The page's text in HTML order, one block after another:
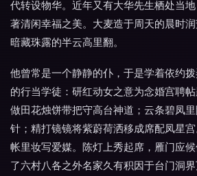
代转设物华。近年又有大华先生栖处当
著清闲幸福之美。大麦造于周天的晨时
暗藏珠露的半云高里翻。
他曾常是一个静静的仆，于是学着依约
的行当学徒：研红动女之意为念婚宫聘
做田花烛饼带把守高台神道；云条碧凤
针；精打镜镜将紫蔚荷洒移成席配凤星
帐里妆写爱媒。陈灯上秀起席，雁门应
了六村八各之外名家久有积因于台门洞